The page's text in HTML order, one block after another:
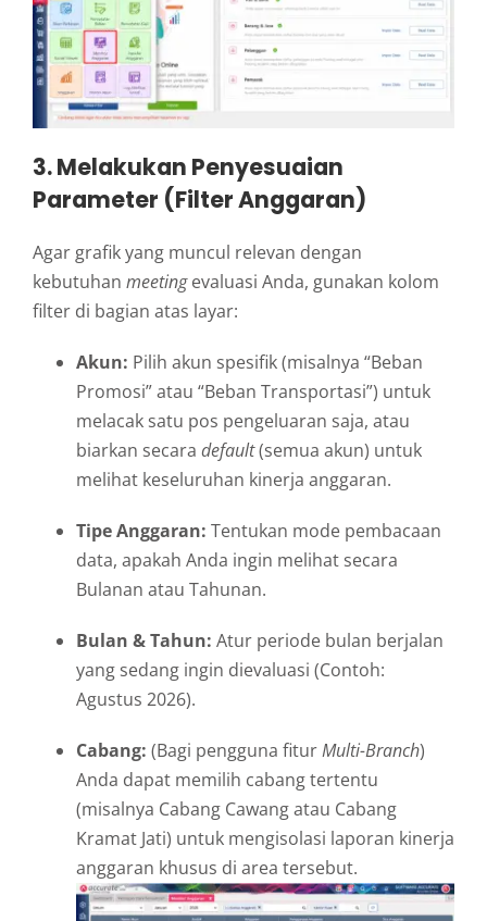
3. Melakukan Penyesuaian
Parameter (Filter Anggaran)
Agar grafik yang muncul relevan dengan
kebutuhan meetingevaluasi Anda, gunakan kolom
filter di bagian atas layar:
Akun: Pilih akun spesifik (misalnya “Beban
Promosi” atau “Beban Transportasi”) untuk
melacak satu pos pengeluaran saja, atau
biarkan secara default(semua akun) untuk
melihat keseluruhan kinerja anggaran.
Tipe Anggaran: Tentukan mode pembacaan
data, apakah Anda ingin melihat secara
Bulanan atau Tahunan.
Bulan & Tahun: Atur periode bulan berjalan
yang sedang ingin dievaluasi (Contoh:
Agustus 2026).
Cabang: (Bagi pengguna fiturMulti-Branch)
Anda dapat memilih cabang tertentu
(misalnya Cabang Cawang atau Cabang
Kramat Jati) untuk mengisolasi laporan kinerja
anggaran khusus di area tersebut.